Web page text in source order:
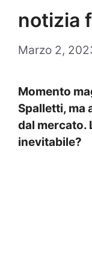
notizia
Marzo 2,
Momento
Spalletti, ma
dal mercato.
inevitabile?